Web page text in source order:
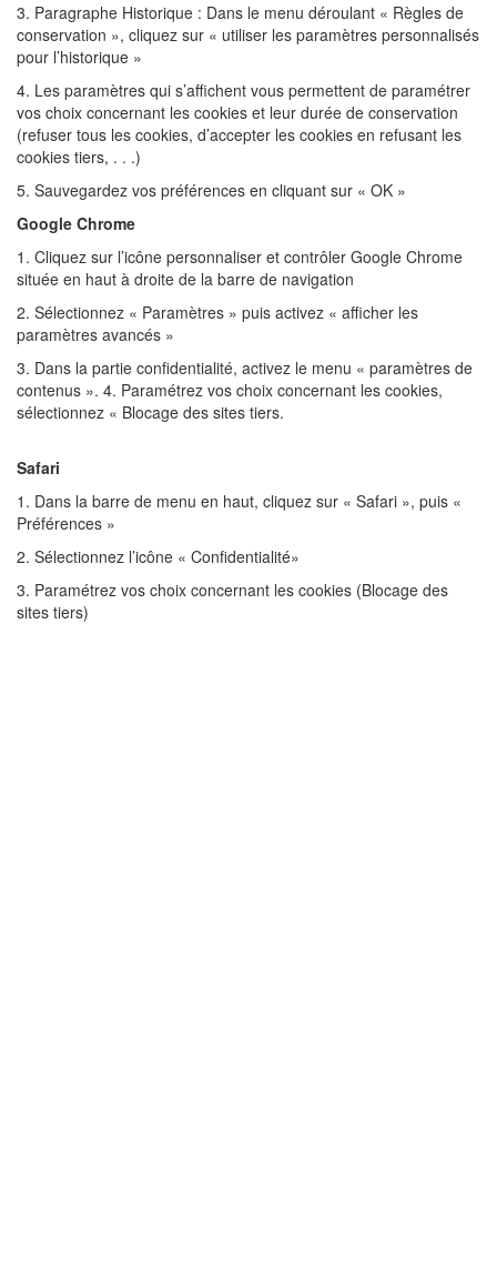
3. Paragraphe Historique : Dans le menu déroulant « Règles de
conservation », cliquez sur « utiliser les paramètres personnalisés
pour l’historique »
4. Les paramètres qui s’affichent vous permettent de paramétrer
vos choix concernant les cookies et leur durée de conservation
(refuser tous les cookies, d’accepter les cookies en refusant les
cookies tiers, . . .)
5. Sauvegardez vos préférences en cliquant sur « OK »
Google Chrome
1. Cliquez sur l’icône personnaliser et contrôler Google Chrome
située en haut à droite de la barre de navigation
2. Sélectionnez « Paramètres » puis activez « afficher les
paramètres avancés »
3. Dans la partie confidentialité, activez le menu « paramètres de
contenus ». 4. Paramétrez vos choix concernant les cookies,
sélectionnez « Blocage des sites tiers.
Safari
1. Dans la barre de menu en haut, cliquez sur « Safari », puis «
Préférences »
2. Sélectionnez l’icône « Confidentialité»
3. Paramétrez vos choix concernant les cookies (Blocage des
sites tiers)